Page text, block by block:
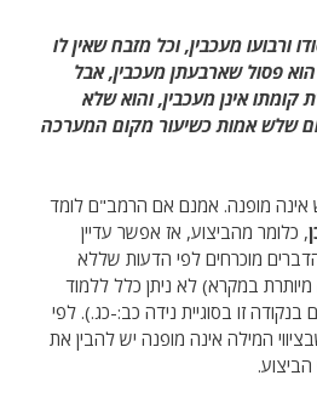
ורבועו מעכבין, וכל מזבח שאין לו
הוא פסול שארבעתן מעכבין, אבל
קומתו אינן מעכבין, והוא שלא
שלש אמות כשיעור מקום המערכה
אינה מופנה. אמנם אם הרמב"ם לומד
, כלומר מהביצוע, אז אפשר עדיין
מוכרחים לפי הדעות שללא
במקרא) לא ניתן כלל ללמוד
זו בסוגיית נידה כב:-כג.). לפי
המילה אינה מופנה יש להבין את